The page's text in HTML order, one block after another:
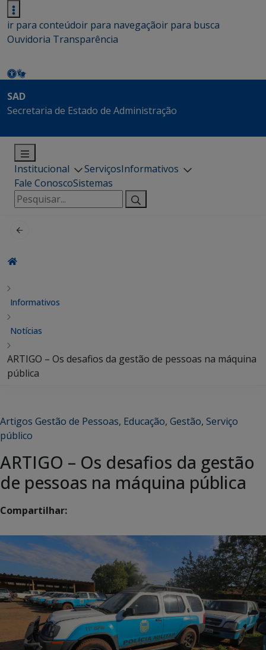
ir para conteúdoir para navegaçãoir para busca
Ouvidoria Transparência
SAD
Secretaria de Estado de Administração
Institucional ServiçosInformativos
Fale ConoscoSistemas
Pesquisar
por:
Informativos
Notícias
ARTIGO – Os desafios da gestão de pessoas na máquina
pública
Artigos Gestão de Pessoas, Educação, Gestão, Serviço
público
ARTIGO – Os desafios da gestão
de pessoas na máquina pública
Compartilhar: